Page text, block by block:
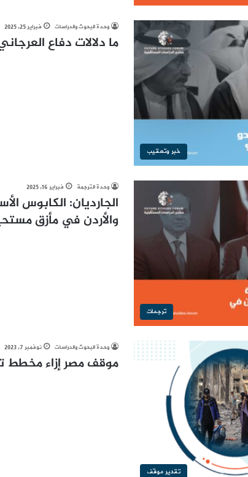
خبر وتعقيب
وحدة البحوث والدراسات فبراير 25, 2025
ما دلالات دفاع
ترجمات
وحدة الترجمة فبراير 16, 2025
الجارديان: الكابوس
والأردن في مأزق
تقدير موقف
وحدة البحوث والدراسات نوفمبر 7, 2023
موقف مصر إزاء مخطط